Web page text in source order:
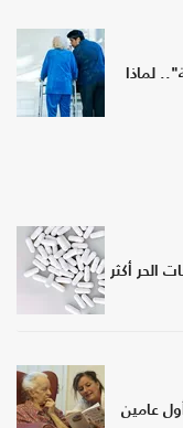
لماذا
الحر أكثر
عامين